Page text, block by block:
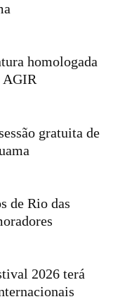
homologada
AGIR
gratuita de
de Rio das
2026 terá